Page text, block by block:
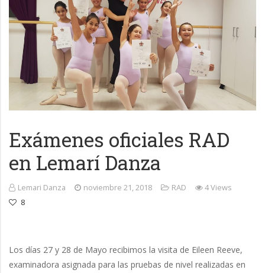
Exámenes oficiales RAD
en Lemarí Danza
Lemari Danza noviembre 21, 2018 RAD
4 Views
8
Los días 27 y 28 de Mayo recibimos la visita de Eileen Reeve,
examinadora asignada para las pruebas de nivel realizadas en